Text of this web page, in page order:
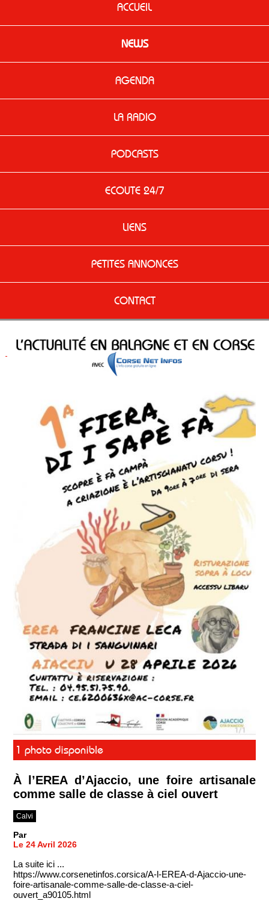
ACCUEIL
NEWS
AGENDA
LA RADIO
PODCASTS
ECOUTE 24/7
LIENS
PETITES ANNONCES
CONTACT
1 photo disponible
À l’EREA d’Ajaccio, une foire artisanale
comme salle de classe à ciel ouvert
Calvi
Par
Le 24 Avril 2026
La suite ici ...
https://www.corsenetinfos.corsica/A-l-EREA-d-Ajaccio-une-
foire-artisanale-comme-salle-de-classe-a-ciel-
ouvert_a90105.html